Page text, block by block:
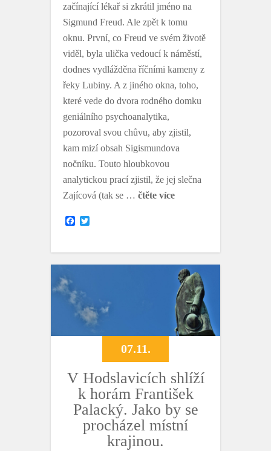
začínající lékař si zkrátil jméno na
Sigmund Freud. Ale zpět k tomu
oknu. První, co Freud ve svém životě
viděl, byla ulička vedoucí k náměstí,
dodnes vydlážděna říčními kameny z
řeky Lubiny. A z jiného okna, toho,
které vede do dvora rodného domku
geniálního psychoanalytika,
pozoroval svou chůvu, aby zjistil,
kam mizí obsah Sigismundova
nočníku. Touto hloubkovou
analytickou prací zjistil, že jej slečna
Zajícová (tak se … čtěte více
F
k
07.11.
V Hodslavicích shlíží
k horám František
Palacký. Jako by se
procházel místní
krajinou.